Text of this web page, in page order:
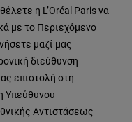
η L’Oréal Paris να
με το Περιεχόμενο
μαζί μας
διεύθυνση
επιστολή στη
Υπεύθυνου
Αντιστάσεως